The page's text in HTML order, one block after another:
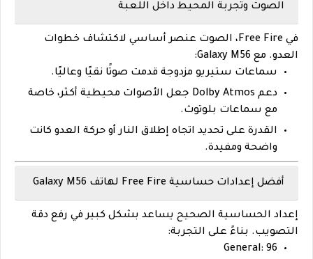
الصوت وتجربة المحيط داخل اللعبة
في Free Fire، الصوت عنصر أساسي لاكتشاف خطوات
العدو. مع Galaxy M56:
سماعات ستيريو مزدوجة قدمت صوتًا نقيًا وعاليًا.
دعم Dolby Atmos جعل الأصوات محيطية أكثر، خاصة
مع سماعات بلوتوث.
القدرة على تحديد اتجاه إطلاق النار أو حركة العدو كانت
واضحة ومفيدة.
أفضل إعدادات حساسية Free Fire لهاتف Galaxy M56
إعداد الحساسية الصحيح يساعد بشكل كبير في رفع دقة
التصويب. بناءً على التجربة:
General: 96